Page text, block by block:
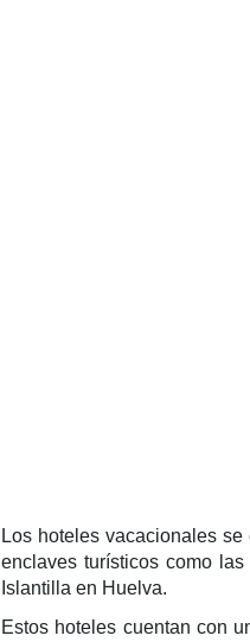
Los hoteles vacacionales
enclaves turísticos como
Islantilla en Huelva.
Estos hoteles cuentan con